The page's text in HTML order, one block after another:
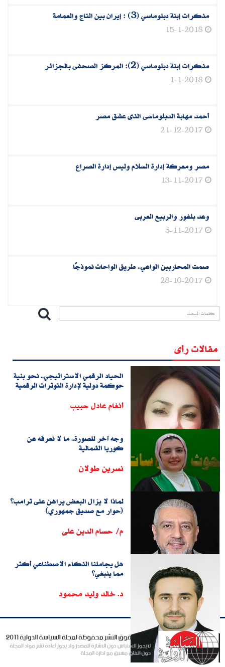
مذكرات إبنة دبلوماسي (3) : إيران بين التاج والعمامة
15-1-2018
مذكرات إبنة دبلوماسي (2): المركز الصحفى بالجزائر
1-1-2018
أحمد مهابة الدبلوماسى الذى عشق مصر
21-12-2017
مصر ومعركة إدارة السلام وليس إدارة الصراع
13-11-2017
وعد بلفور والربيع العربى
5-11-2017
صمت المحاربين الواعي.. طريق الواحات نموذجًا
28-10-2017
مقالات رأى
الحياد الرقمي الاستراتيجي.. نحو بنية
حوكمة دولية لإدارة التوترات الرقمية
أنغام عادل حبيب
وجه آخر للصورة.. ما لا نعرفه عن
كوريا الشمالية
نسرين طولان
لماذا لا يزال البعض يراهن على ترامب؟
(حوار مع صديق جمهوري)
م/ حسام الدين على
هل يجاملنا الذكاء الاصطناعي أكثر
مما ينبغي؟
د. خالد وليد محمود